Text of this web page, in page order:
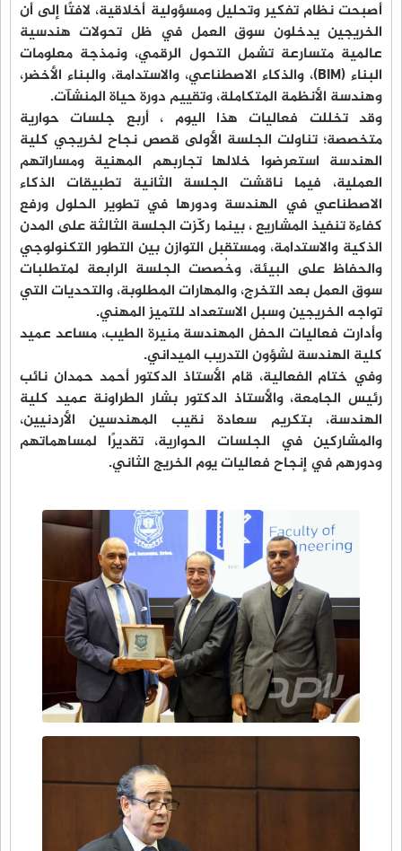
أصبحت نظام تفكير وتحليل ومسؤولية أخلاقية، لافتًا إلى أن
الخريجين يدخلون سوق العمل في ظل تحولات هندسية
عالمية متسارعة تشمل التحول الرقمي، ونمذجة معلومات
البناء (BIM)، والذكاء الاصطناعي، والاستدامة، والبناء الأخضر،
وهندسة الأنظمة المتكاملة، وتقييم دورة حياة المنشآت.
وقد تخللت فعاليات هذا اليوم ، أربع جلسات حوارية
متخصصة؛ تناولت الجلسة الأولى قصص نجاح لخريجي كلية
الهندسة استعرضوا خلالها تجاربهم المهنية ومساراتهم
العملية، فيما ناقشت الجلسة الثانية تطبيقات الذكاء
الاصطناعي في الهندسة ودورها في تطوير الحلول ورفع
كفاءة تنفيذ المشاريع ، بينما ركّزت الجلسة الثالثة على المدن
الذكية والاستدامة، ومستقبل التوازن بين التطور التكنولوجي
والحفاظ على البيئة، وخُصصت الجلسة الرابعة لمتطلبات
سوق العمل بعد التخرج، والمهارات المطلوبة، والتحديات التي
تواجه الخريجين وسبل الاستعداد للتميز المهني.
وأدارت فعاليات الحفل المهندسة منيرة الطيب، مساعد عميد
كلية الهندسة لشؤون التدريب الميداني.
وفي ختام الفعالية، قام الأستاذ الدكتور أحمد حمدان نائب
رئيس الجامعة، والأستاذ الدكتور بشار الطراونة عميد كلية
الهندسة، بتكريم سعادة نقيب المهندسين الأردنيين،
والمشاركين في الجلسات الحوارية، تقديرًا لمساهماتهم
ودورهم في إنجاح فعاليات يوم الخريج الثاني.